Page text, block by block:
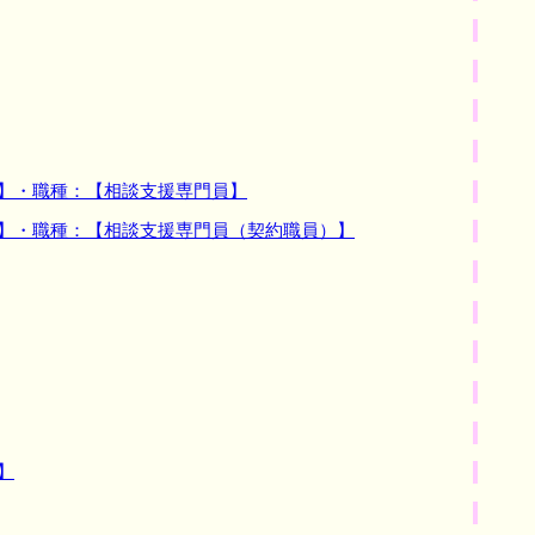
職種：【相談支援専門員】
職種：【相談支援専門員（契約職員）】